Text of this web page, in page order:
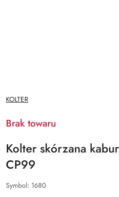
NAZWA
PRODUCENTA:
KOLTER
Brak towaru
Kolter skórzana
CP99
Symbol: 1680